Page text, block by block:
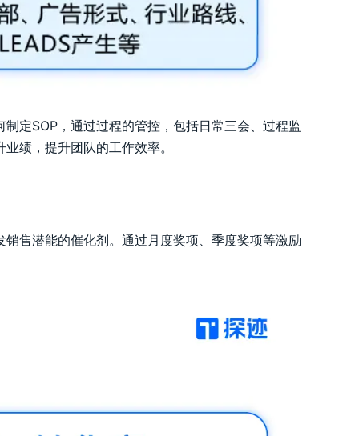
定SOP，通过过程的管控，包括日常三会、过程监
绩，提升团队的工作效率。
售潜能的催化剂。通过月度奖项、季度奖项等激励